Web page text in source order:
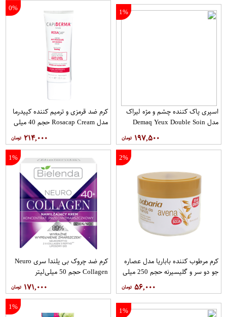
1%
اسپری پاک کننده چشم و مژه لیراک
مدل Demaq Yeux Double Soin
۱۹۷,۵۰۰
0%
کرم ضد قرمزی و ترمیم کننده کپیدرما
مدل Rosacap Cream حجم 40 میلی
۲۱۴,۰۰۰
2%
کرم مرطوب کننده باباریا مدل عصاره
جو دو سر و گلیسیرنه حجم 250 میلی
۵۶,۰۰۰
1%
کرم ضد چروک بی یلندا سری Neuro
Collagen حجم 50 میلی‌لیتر
۱۷۱,۰۰۰
1%
1%